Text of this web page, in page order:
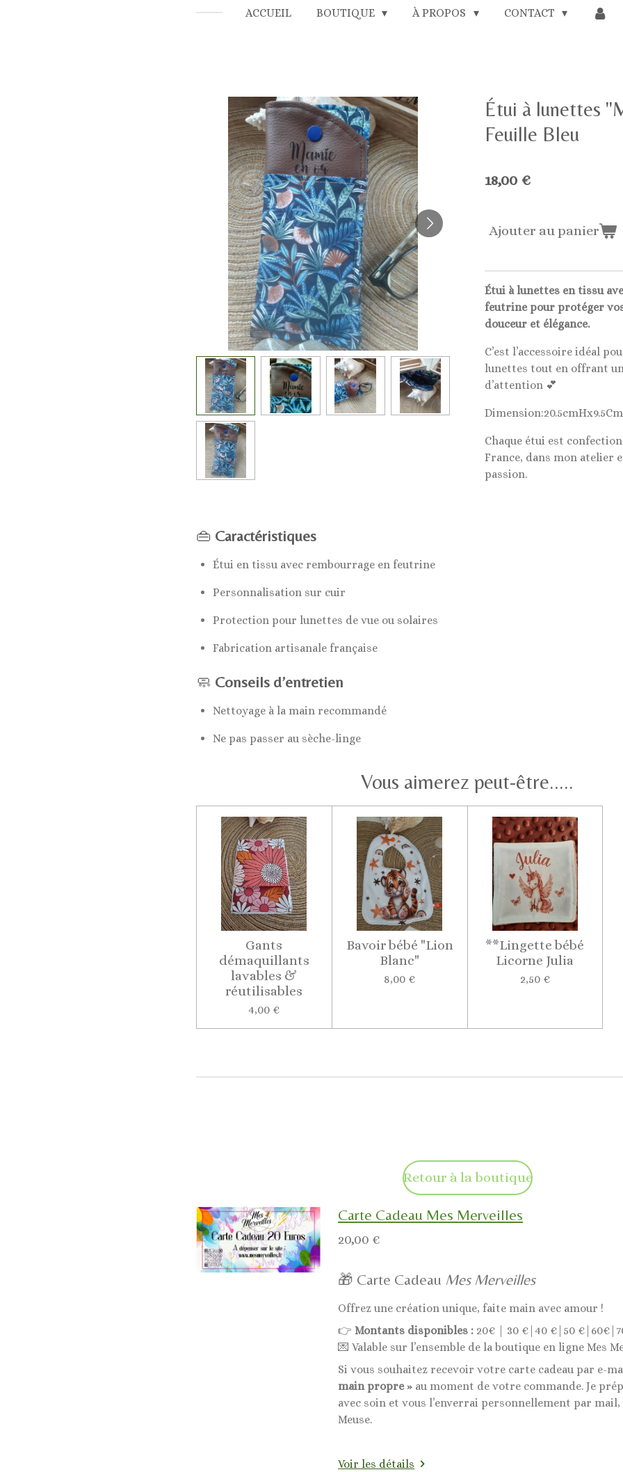
ACCUEIL BOUTIQUE À PROPOS CONTACT
Étui à lunettes
Feuille Bleu
18,00 €
Ajouter au panier
Étui à lunettes en tissu
feutrine pour protéger
douceur et élégance.
C’est l’accessoire idéal
lunettes tout en offrant
d’attention 💕
Chaque étui est
France, dans mon atelier
passion.
👜 Caractéristiques
Étui en tissu avec rembourrage en feutrine
Personnalisation sur cuir
Protection pour lunettes de vue ou solaires
Fabrication artisanale française
🧼 Conseils d’entretien
Nettoyage à la main recommandé
Ne pas passer au sèche-linge
Vous aimerez peut-être.....
Gants
démaquillants
lavables &
réutilisables
4,00 €
Bavoir bébé "Lion
Blanc"
8,00 €
**Lingette bébé
Licorne Julia
2,50 €
Retour à la boutique
Carte Cadeau Mes Merveilles
20,00 €
🎁 Carte Cadeau Mes Merveilles
Offrez une création unique, faite main avec amour !
👉 Montants disponibles : 20€ | 30 €|40 €|50
💌 Valable sur l’ensemble de la boutique en ligne Mes
Si vous souhaitez recevoir votre carte cadeau par e-
main propre » au moment de votre commande. Je
avec soin et vous l’enverrai personnellement par
Meuse.
Voir les détails